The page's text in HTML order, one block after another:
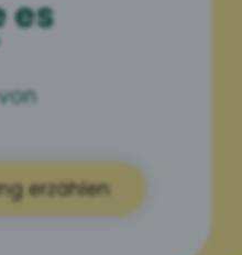
es
erzählen